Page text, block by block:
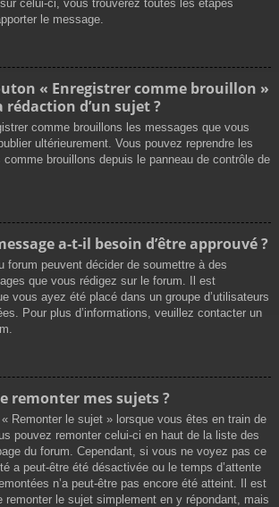
celui-ci, vous trouverez toutes les étapes
le message.
« Enregistrer comme brouillon »
d’un sujet ?
comme brouillons les messages que vous
ultérieurement. Vous pouvez reprendre les
brouillons depuis le panneau de contrôle de
a-t-il besoin d’être approuvé ?
forum peuvent décider de soumettre à des
que vous rédigez sur le forum. Il est
vous ayez été placé dans un groupe d’utilisateurs
Pour plus d’informations, veuillez contacter un
remonter mes sujets ?
Remonter le sujet » lorsque vous êtes en train de
pouvez remonter celui-ci en haut de la liste des
du forum. Cependant, si vous ne voyez pas ce
a peut-être été désactivée ou le temps d’attente
n’a peut-être pas encore été atteint. Il est
remonter le sujet simplement en y répondant, mais